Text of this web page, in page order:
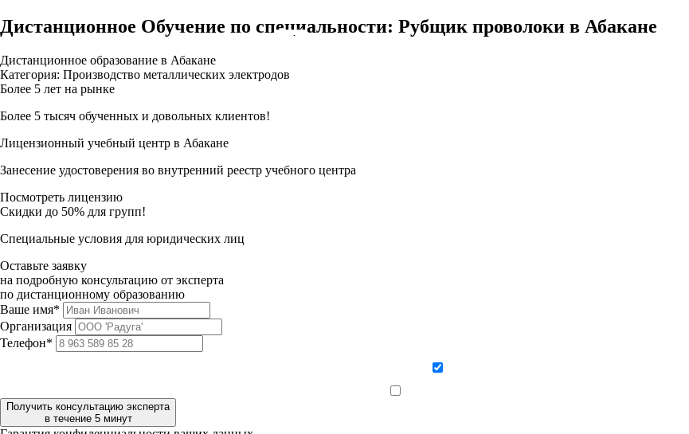
Дистанционное Обучение по специальности: Рубщик проволоки в Абакане
Дистанционное образование в Абакане
Категория: Производство металлических электродов
Более 5 лет на рынке
Более 5 тысяч обученных и довольных клиентов!
Лицензионный учебный центр в Абакане
Занесение удостоверения во внутренний реестр учебного центра
Посмотреть лицензию
Скидки до 50% для групп!
Специальные условия для юридических лиц
Оставьте заявку
на подробную консультацию от эксперта
по дистанционному образованию
Ваше имя*
Организация
Телефон*
Получить консультацию эксперта
в течение 5 минут